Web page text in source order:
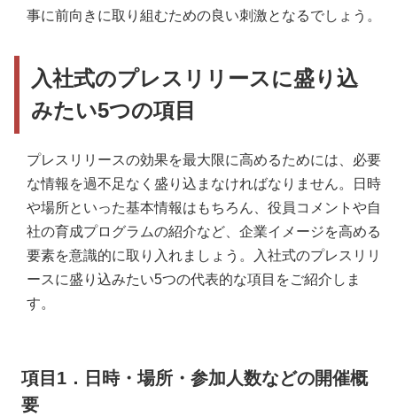
事に前向きに取り組むための良い刺激となるでしょう。
入社式のプレスリリースに盛り込
みたい5つの項目
プレスリリースの効果を最大限に高めるためには、必要
な情報を過不足なく盛り込まなければなりません。日時
や場所といった基本情報はもちろん、役員コメントや自
社の育成プログラムの紹介など、企業イメージを高める
要素を意識的に取り入れましょう。入社式のプレスリリ
ースに盛り込みたい5つの代表的な項目をご紹介しま
す。
項目1．日時・場所・参加人数などの開催概
要